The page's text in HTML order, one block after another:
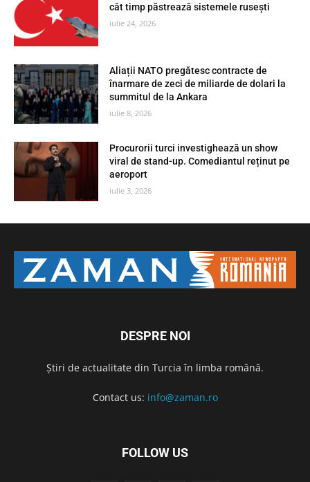
cât timp păstrează sistemele rusești
iulie 24, 2026
Aliații NATO pregătesc contracte de
înarmare de zeci de miliarde de dolari la
summitul de la Ankara
iulie 8, 2026
Procurorii turci investighează un show
viral de stand-up. Comediantul reținut pe
aeroport
iulie 3, 2026
DESPRE NOI
Știri de actualitate din Turcia în limba română.
Contact us: info@zaman.ro
FOLLOW US